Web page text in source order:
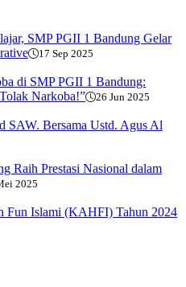
SMP PGII 1 Bandung Gelar
17 Sep 2025
di SMP PGII 1 Bandung:
Narkoba!”
26 Jun 2025
SAW. Bersama Ustd. Agus Al
Raih Prestasi Nasional dalam
2025
Fun Islami (KAHFI) Tahun 2024